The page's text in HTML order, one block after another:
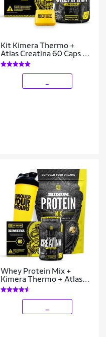
Kit Kimera Thermo +
Atlas Creatina 60 Caps +
Porta Cápsula - Iridium
Labs
Whey Protein Mix +
Kimera Thermo + Atlas
Creatina 60 cáps +
Coqueteleira